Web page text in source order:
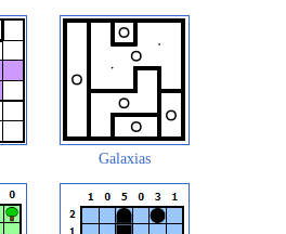
Galaxias